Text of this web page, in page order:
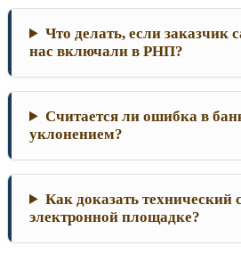
Что делать, если заказчик
нас включали в РНП?
Считается ли ошибка в
уклонением?
Как доказать технический
электронной площадке?